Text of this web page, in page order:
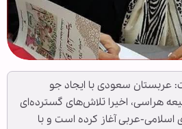
عربستان سعودی با ایجاد جو
هراسی، اخیرا تلاش‌های گسترده‌ای
اسلامی-عربی آغاز کرده است و با